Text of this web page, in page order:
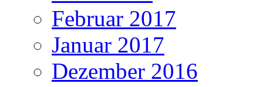
Februar 2017
Januar 2017
Dezember 2016